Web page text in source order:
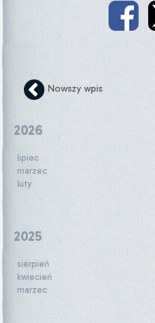
Nowszy wpis
2026
lipiec
marzec
luty
2025
sierpień
kwiecień
marzec